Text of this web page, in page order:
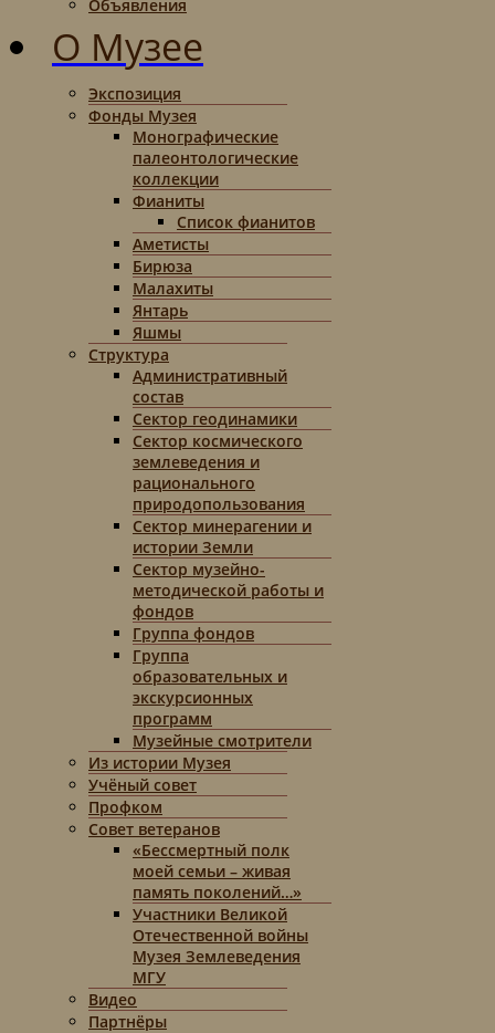
Объявления
О Музее
Экспозиция
Фонды Музея
Монографические
палеонтологические
коллекции
Фианиты
Список фианитов
Аметисты
Бирюза
Малахиты
Янтарь
Яшмы
Структура
Административный
состав
Сектор геодинамики
Сектор космического
землеведения и
рационального
природопользования
Сектор минерагении и
истории Земли
Сектор музейно-
методической работы и
фондов
Группа фондов
Группа
образовательных и
экскурсионных
программ
Музейные смотрители
Из истории Музея
Учёный совет
Профком
Совет ветеранов
«Бессмертный полк
моей семьи – живая
память поколений…»
Участники Великой
Отечественной войны
Музея Землеведения
МГУ
Видео
Партнёры